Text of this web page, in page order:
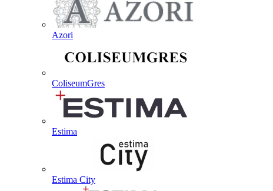
Azori
ColiseumGres
Estima
Estima City